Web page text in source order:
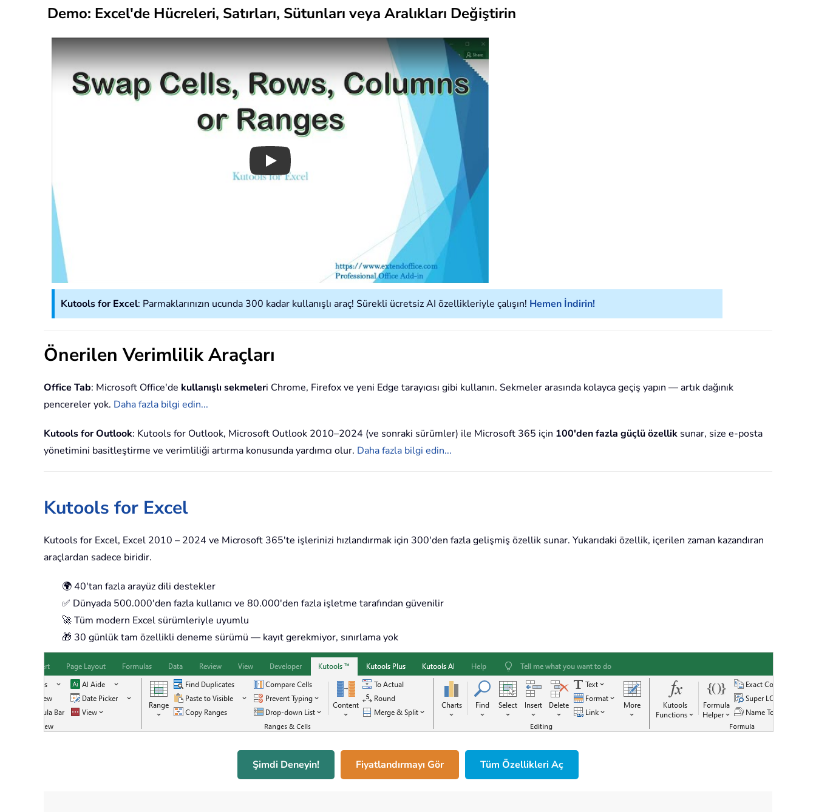
Demo: Excel'de Hücreleri, Satırları, Sütunları veya Aralıkları Değiştirin
Play
Kutools for Excel: Parmaklarınızın ucunda 300 kadar kullanışlı araç! Sürekli ücretsiz AI özellikleriyle çalışın! Hemen İndirin!
Önerilen Verimlilik Araçları
Office Tab: Microsoft Office'de kullanışlı sekmeleri Chrome, Firefox ve yeni Edge tarayıcısı gibi kullanın. Sekmeler arasında kolayca geçiş yapın — artık dağınık
pencereler yok. Daha fazla bilgi edin...
Kutools for Outlook: Kutools for Outlook, Microsoft Outlook 2010–2024 (ve sonraki sürümler) ile Microsoft 365 için 100'den fazla güçlü özellik sunar, size e-posta
yönetimini basitleştirme ve verimliliği artırma konusunda yardımcı olur. Daha fazla bilgi edin...
Kutools for Excel
Kutools for Excel, Excel 2010 – 2024 ve Microsoft 365'te işlerinizi hızlandırmak için 300'den fazla gelişmiş özellik sunar. Yukarıdaki özellik, içerilen zaman kazandıran
araçlardan sadece biridir.
🌍 40'tan fazla arayüz dili destekler
✅ Dünyada 500.000'den fazla kullanıcı ve 80.000'den fazla işletme tarafından güvenilir
🚀 Tüm modern Excel sürümleriyle uyumlu
🎁 30 günlük tam özellikli deneme sürümü — kayıt gerekmiyor, sınırlama yok
Şimdi Deneyin! Fiyatlandırmayı Gör Tüm Özellikleri Aç